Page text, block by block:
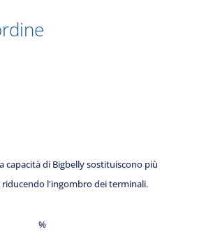
capacità di Bigbelly sostituiscono più
l'ingombro dei terminali.
%